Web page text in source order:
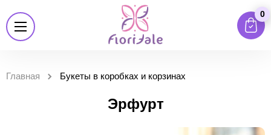
0
Главная Букеты в коробках и корзинах
Эрфурт